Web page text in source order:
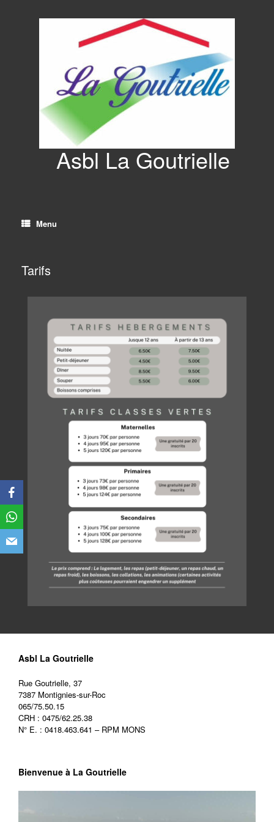
Asbl La Goutrielle
Menu
Tarifs
Asbl La Goutrielle
Rue Goutrielle, 37
7387 Montignies-sur-Roc
065/75.50.15
CRH : 0475/62.25.38
N° E. : 0418.463.641 – RPM MONS
Bienvenue à La Goutrielle